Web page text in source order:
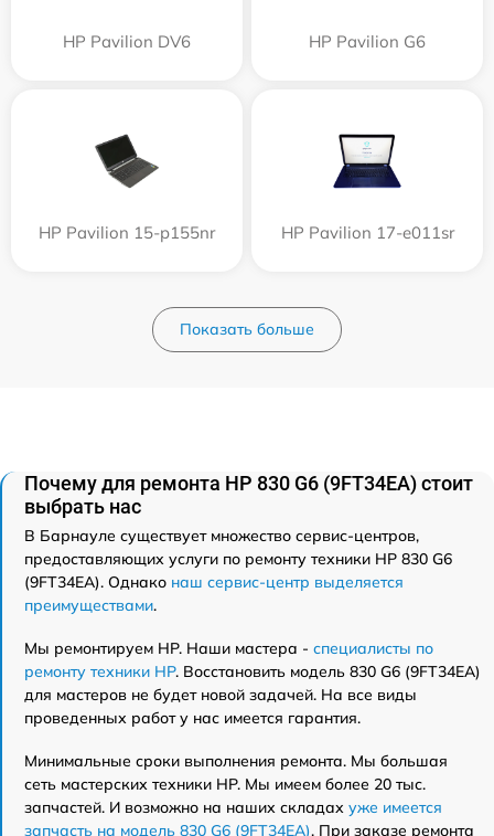
HP Pavilion DV6 HP Pavilion G6
HP Pavilion 15-p155nr HP Pavilion 17-e011sr
Показать больше
Почему для ремонта HP 830 G6 (9FT34EA) стоит
выбрать нас
В Барнауле существует множество сервис-центров,
предоставляющих услуги по ремонту техники HP 830 G6
(9FT34EA). Однако наш сервис-центр выделяется
преимуществами.
Мы ремонтируем HP. Наши мастера - специалисты по
ремонту техники HP. Восстановить модель 830 G6 (9FT34EA)
для мастеров не будет новой задачей. На все виды
проведенных работ у нас имеется гарантия.
Минимальные сроки выполнения ремонта. Мы большая
сеть мастерских техники HP. Мы имеем более 20 тыс.
запчастей. И возможно на наших складах уже имеется
запчасть на модель 830 G6 (9FT34EA). При заказе ремонта